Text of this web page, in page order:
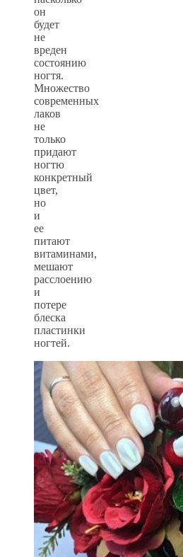
он
будет
не
вреден
состоянию
ногтя.
Множество
современных
лаков
не
только
придают
ногтю
конкретный
цвет,
но
и
ее
питают
витаминами,
мешают
расслоению
и
потере
блеска
пластинки
ногтей.